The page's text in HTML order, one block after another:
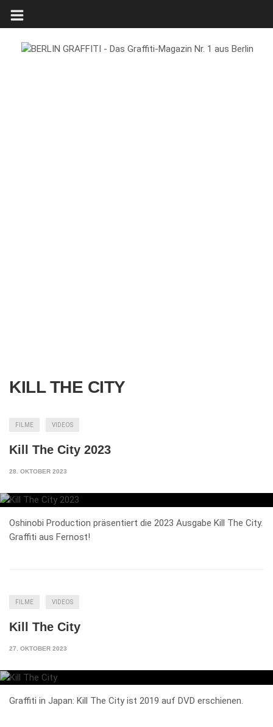
KILL THE CITY
FILME VIDEOS
Kill The City 2023
28. OKTOBER 2023
Oshinobi Production präsentiert die 2023 Ausgabe Kill The City.
Graffiti aus Fernost!
FILME VIDEOS
Kill The City
27. OKTOBER 2023
Graffiti in Japan: Kill The City ist 2019 auf DVD erschienen.